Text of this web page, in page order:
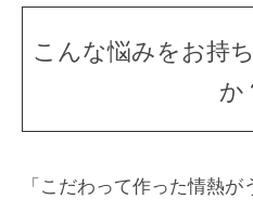
こんな悩みをお持
か
「こだわって作った情熱が